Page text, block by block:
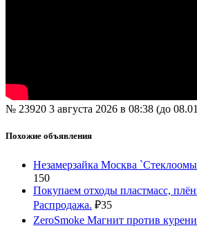
№ 23920 3 августа 2026 в 08:38 (до
Похожие объявления
Незамерзайка Москва
150
Покупаем отходы пластмасс,
Распродажа. ₽35
ZeroSmoke Магнит против